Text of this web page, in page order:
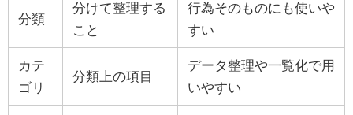
分類
分けて整理する
こと
行為そのものにも使いや
すい
カテ
ゴリ
分類上の項目
データ整理や一覧化で用
いやすい